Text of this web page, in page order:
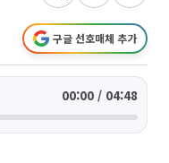
구글 선호매체 추가
00:00 / 04:48